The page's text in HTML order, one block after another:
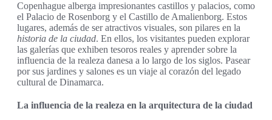
Copenhague alberga impresionantes castillos y palacios, como
el Palacio de Rosenborg y el Castillo de Amalienborg. Estos
lugares, además de ser atractivos visuales, son pilares en la
historia de la ciudad. En ellos, los visitantes pueden explorar
las galerías que exhiben tesoros reales y aprender sobre la
influencia de la realeza danesa a lo largo de los siglos. Pasear
por sus jardines y salones es un viaje al corazón del legado
cultural de Dinamarca.
La influencia de la realeza en la arquitectura de la ciudad